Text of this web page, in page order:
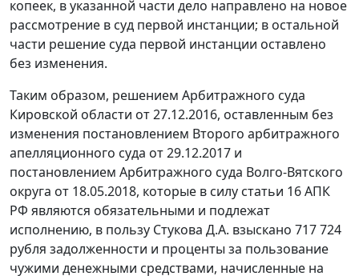
копеек, в указанной части дело направлено на новое
рассмотрение в суд первой инстанции; в остальной
части решение суда первой инстанции оставлено
без изменения.
Таким образом, решением Арбитражного суда
Кировской области от 27.12.2016, оставленным без
изменения постановлением Второго арбитражного
апелляционного суда от 29.12.2017 и
постановлением Арбитражного суда Волго-Вятского
округа от 18.05.2018, которые в силу статьи 16 АПК
РФ являются обязательными и подлежат
исполнению, в пользу Стукова Д.А. взыскано 717 724
рубля задолженности и проценты за пользование
чужими денежными средствами, начисленные на